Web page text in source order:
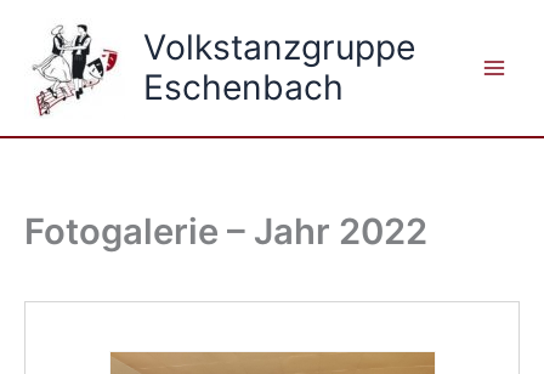
springen
Volkstanzgruppe
Eschenbach
Fotogalerie – Jahr 2022